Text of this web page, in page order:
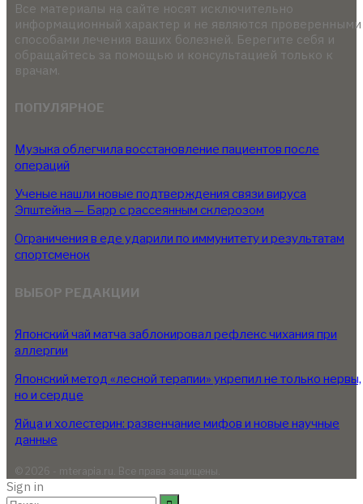
Все материалы на сайте носят исключительно
информационный характер и не являются проверенными
способами лечения ваших болезней. Берегите себя и
обращайтесь за помощью и консультацией только к
врачам.
ПОПУЛЯРНОЕ
Музыка облегчила восстановление пациентов после
операций
Ученые нашли новые подтверждения связи вируса
Эпштейна — Барр с рассеянным склерозом
Ограничения в еде ударили по иммунитету и результатам
спортсменок
ВЫБОР РЕДАКЦИИ
Японский чай матча заблокировал рефлекс чихания при
аллергии
Японский метод «лесной терапии» укрепил не только нервы,
но и сердце
Яйца и холестерин: развенчание мифов и новые научные
данные
© 2026 - mterapia.ru. Все права защищены.
Sign in